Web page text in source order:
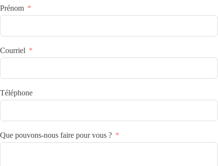
Prénom
Courriel
Téléphone
Que pouvons-nous faire pour vous ?